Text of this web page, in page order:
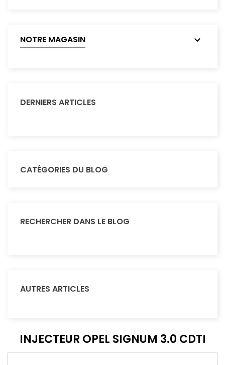
NOTRE MAGASIN
DERNIERS ARTICLES
CATÉGORIES DU BLOG
RECHERCHER DANS LE BLOG
AUTRES ARTICLES
INJECTEUR OPEL SIGNUM 3.0 CDTI